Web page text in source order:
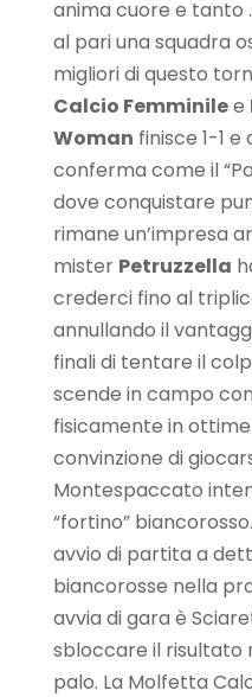
anima cuore e tanto
al pari una squadra
migliori di questo
Calcio Femminilee
Woman finisce 1-1 e
conferma come il
dove conquistare
rimane un’impresa
mister Petruzzella
crederci fino al
annullando il
finali di tentare il
scende in campo
fisicamente in
convinzione di
Montespaccato
“fortino”
avvio di partita a
biancorosse nella
avvia di gara è
sbloccare il risultato
palo. La Molfetta